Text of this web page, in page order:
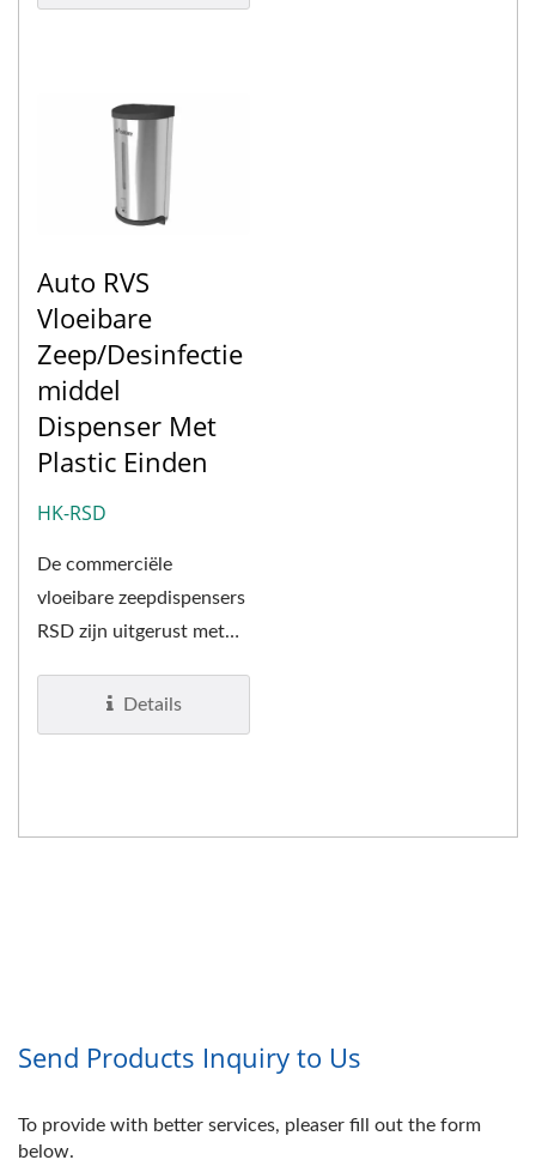
Auto RVS
Vloeibare
Zeep/Desinfectie
Middel
Dispenser Met
Plastic Einden
HK-RSD
De commerciële
vloeibare zeepdispensers
RSD zijn uitgerust met
en gemakkelijk...
Details